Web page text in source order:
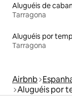
Aluguéis de
Tarragona
Tarragona
Airbnb
Aluguéis por